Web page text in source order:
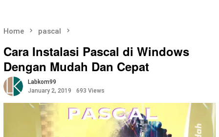
Home pascal
Cara Instalasi Pascal di Windows
Dengan Mudah Dan Cepat
Labkom99
January 2, 2019
693 Views